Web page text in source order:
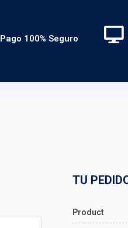
Pago 100% Seguro
TU
Product